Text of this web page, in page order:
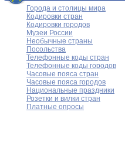
Города и столицы мира
Кодировки стран
Кодировки городов
Музеи России
Необычные страны
Посольства
Телефонные коды стран
Телефонные коды городов
Часовые пояса стран
Часовые пояса городов
Национальные праздники
Розетки и вилки стран
Платные опросы